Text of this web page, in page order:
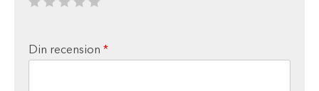
Din recension *